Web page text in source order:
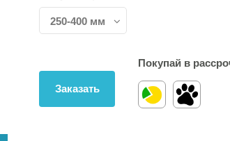
Заказать
Покупай в